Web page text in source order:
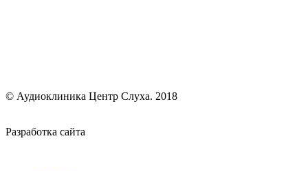
© Аудиоклиника Центр Слуха. 2018
Разработка сайта